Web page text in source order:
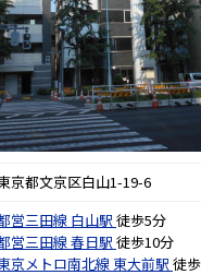
京都文京区白山1-19-6
営三田線 白山駅 徒歩5分
営三田線春日駅 徒歩10分
京メトロ南北線 東大前駅 徒